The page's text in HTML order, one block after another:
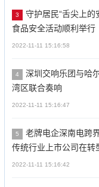
3
守护居民“舌尖上的
食品安全活动顺利举行
2022-11-11 15:16:58
4
深圳交响乐团与哈
湾区联合奏响
2022-11-11 15:16:47
5
老牌电企深南电跨
传统行业上市公司在转
2022-11-11 15:16:42